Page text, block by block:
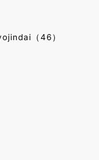
（46）